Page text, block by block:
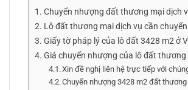
Chuyển nhượng đất thương mại dịch
Lô đất thương mại dịch vụ cần
Giấy tờ pháp lý của lô đất 3428 m2 ở
Giá chuyển nhượng của lô đất
Xin đề nghị liên hệ trực tiếp với
Chuyển nhượng 3428 m2 đất